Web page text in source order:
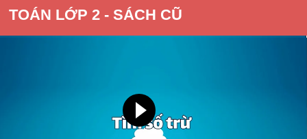
TOÁN LỚP 2 - SÁCH CŨ